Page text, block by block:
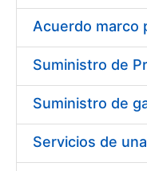
Erakutsi/Ezkutatu